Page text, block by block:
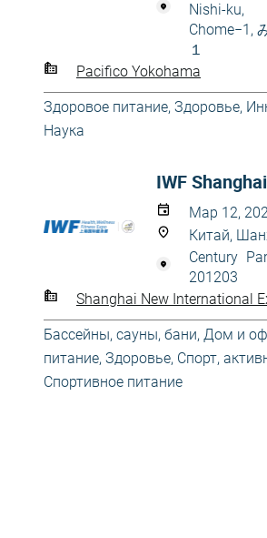
Nishi-ku,
Chome−1,
１
Pacifico Yokohama
Здоровое питание, Здоровье,
Наука
IWF Shanghai
Мар 12,
Китай,
Century
201203
Shanghai New International
Бассейны, сауны, бани, Дом и
питание, Здоровье, Спорт,
Спортивное питание